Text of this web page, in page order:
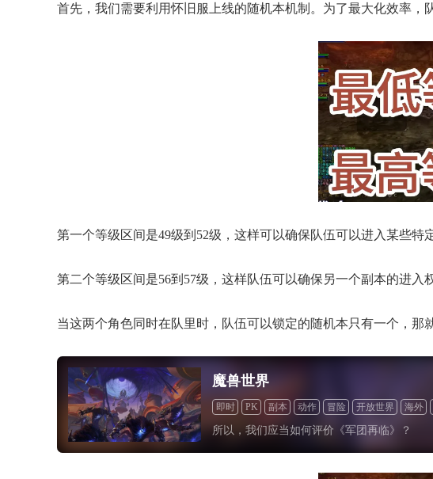
首先，我们需要利用怀旧服上线的随机本机制。为了最大化效率，
第一个等级区间是49级到52级，这样可以确保队伍可以进入某些特
第二个等级区间是56到57级，这样队伍可以确保另一个副本的进入
当这两个角色同时在队里时，队伍可以锁定的随机本只有一个，那
魔兽世界
即时 PK 副本 动作 冒险 开放世界 海外
所以，我们应当如何评价《军团再临》？